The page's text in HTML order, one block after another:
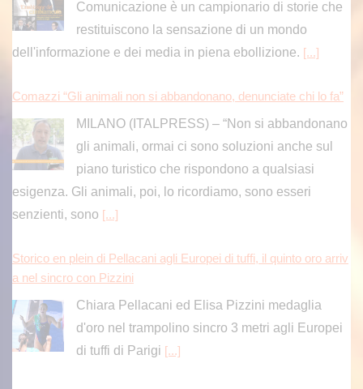
Comunicazione è un campionario di storie che
restituiscono la sensazione di un mondo
dell'informazione e dei media in piena ebollizione. [...]
Comazzi “Gli animali non si abbandonano, denunciate chi lo fa”
MILANO (ITALPRESS) – “Non si abbandonano
gli animali, ormai ci sono soluzioni anche sul
piano turistico che rispondono a qualsiasi
esigenza. Gli animali, poi, lo ricordiamo, sono esseri
senzienti, sono [...]
Storico en plein di Pellacani agli Europei di tuffi, il quinto oro arriv
a nel sincro con Pizzini
Chiara Pellacani ed Elisa Pizzini medaglia
d'oro nel trampolino sincro 3 metri agli Europei
di tuffi di Parigi [...]